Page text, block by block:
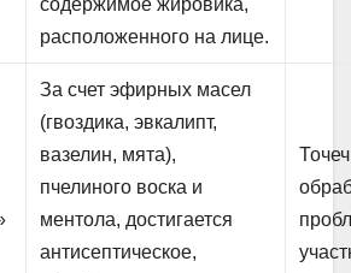
содержимое жировика,
расположенного на лице.
За счет эфирных масел
(гвоздика, эвкалипт,
вазелин, мята),
пчелиного воска и
ментола, достигается
антисептическое,